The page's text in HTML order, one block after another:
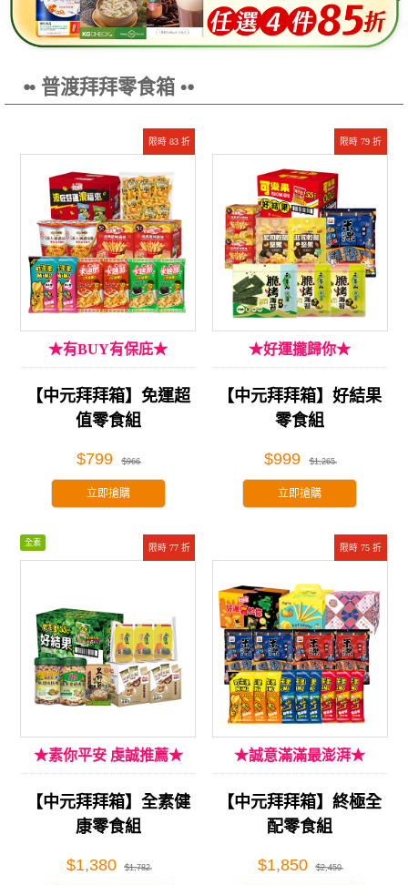
⦁• 普渡拜拜零食箱 •⦁
限時 83 折
★有BUY有保庇★
【中元拜拜箱】免運超
值零食組
$799 $966
立即搶購
限時 79 折
★好運攏歸你★
【中元拜拜箱】好結果
零食組
$999 $1,265
立即搶購
限時 77 折
全素
★素你平安 虔誠推薦★
【中元拜拜箱】全素健
康零食組
$1,380 $1,782
限時 75 折
★誠意滿滿最澎湃★
【中元拜拜箱】終極全
配零食組
$1,850 $2,459